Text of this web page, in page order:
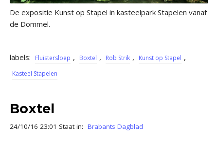
De expositie Kunst op Stapel in kasteelpark Stapelen vanaf
de Dommel.
labels: Fluistersloep , Boxtel , Rob Strik , Kunst op Stapel ,
Kasteel Stapelen
Boxtel
24/10/16 23:01 Staat in: Brabants Dagblad